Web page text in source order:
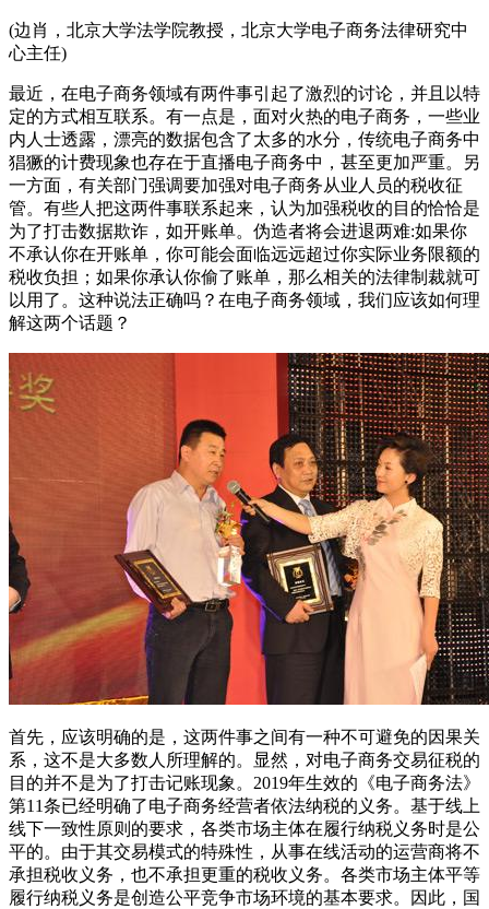
(边肖，北京大学法学院教授，北京大学电子商务法律研究中
心主任)
最近，在电子商务领域有两件事引起了激烈的讨论，并且以特
定的方式相互联系。有一点是，面对火热的电子商务，一些业
内人士透露，漂亮的数据包含了太多的水分，传统电子商务中
猖獗的计费现象也存在于直播电子商务中，甚至更加严重。另
一方面，有关部门强调要加强对电子商务从业人员的税收征
管。有些人把这两件事联系起来，认为加强税收的目的恰恰是
为了打击数据欺诈，如开账单。伪造者将会进退两难:如果你
不承认你在开账单，你可能会面临远远超过你实际业务限额的
税收负担；如果你承认你偷了账单，那么相关的法律制裁就可
以用了。这种说法正确吗？在电子商务领域，我们应该如何理
解这两个话题？
首先，应该明确的是，这两件事之间有一种不可避免的因果关
系，这不是大多数人所理解的。显然，对电子商务交易征税的
目的并不是为了打击记账现象。2019年生效的《电子商务法》
第11条已经明确了电子商务经营者依法纳税的义务。基于线上
线下一致性原则的要求，各类市场主体在履行纳税义务时是公
平的。由于其交易模式的特殊性，从事在线活动的运营商将不
承担税收义务，也不承担更重的税收义务。各类市场主体平等
履行纳税义务是创造公平竞争市场环境的基本要求。因此，国